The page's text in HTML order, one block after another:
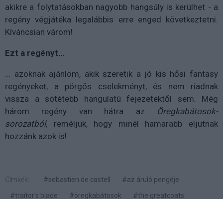
akikre a folytatásokban nagyobb hangsúly is kerülhet - a
regény végjátéka legalábbis erre enged következtetni.
Kíváncsian várom!
Ezt a regényt…
… azoknak ajánlom, akik szeretik a jó kis hősi fantasy
regényeket, a pörgős cselekményt, és nem riadnak
vissza a sötétebb hangulatú fejezetektől sem. Még
három regény van hátra az Öregkabátosok-
sorozatból, reméljük, hogy minél hamarabb eljutnak
hozzánk azok is!
Címkék: #sebastien de castell
#az áruló pengéje
#traitor's blade
#öregkabátosok
#the greatcoats